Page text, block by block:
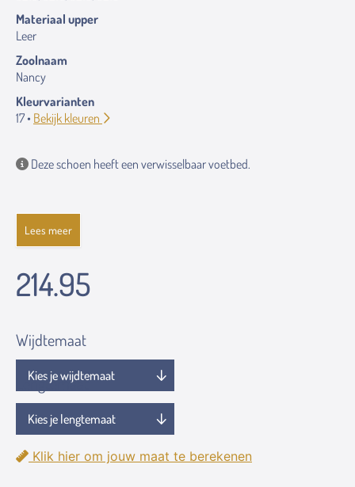
Materiaal upper
Leer
Zoolnaam
Nancy
Kleurvarianten
17 • Bekijk kleuren
Deze schoen heeft een verwisselbaar voetbed.
Lees meer
214.95
Wijdtemaat
Lengtemaat
Klik hier om jouw maat te berekenen